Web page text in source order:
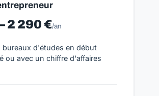
2 290 €/an
bureaux d'études en début
ou avec un chiffre d'affaires